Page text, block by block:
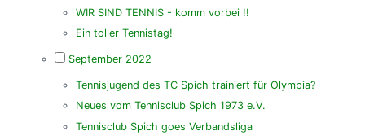
WIR SIND TENNIS - komm vorbei !!
Ein toller Tennistag!
September 2022
Tennisjugend des TC Spich trainiert für Olympia?
Neues vom Tennisclub Spich 1973 e.V.
Tennisclub Spich goes Verbandsliga